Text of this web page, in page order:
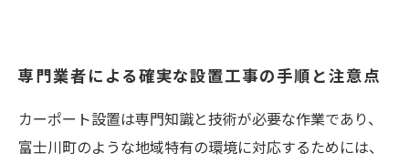
専門業者による確実な設置工事の手順と注意点
カーポート設置は専門知識と技術が必要な作業であり、
富士川町のような地域特有の環境に対応するためには、